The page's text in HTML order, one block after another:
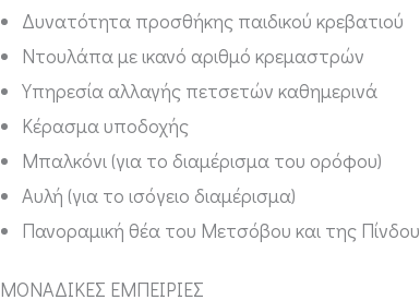
Δυνατότητα προσθήκης παιδικού κρεβατιού
Ντουλάπα με ικανό αριθμό κρεμαστρών
Υπηρεσία αλλαγής πετσετών καθημερινά
Κέρασμα υποδοχής
Μπαλκόνι (για το διαμέρισμα του ορόφου)
Αυλή (για το ισόγειο διαμέρισμα)
Πανοραμική θέα του Μετσόβου και της Πίνδου
ΜΟΝΑΔΙΚΕΣ ΕΜΠΕΙΡΙΕΣ